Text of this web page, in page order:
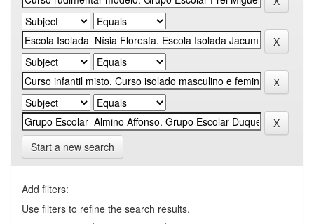
Start a new search
Add filters:
Use filters to refine the search results.